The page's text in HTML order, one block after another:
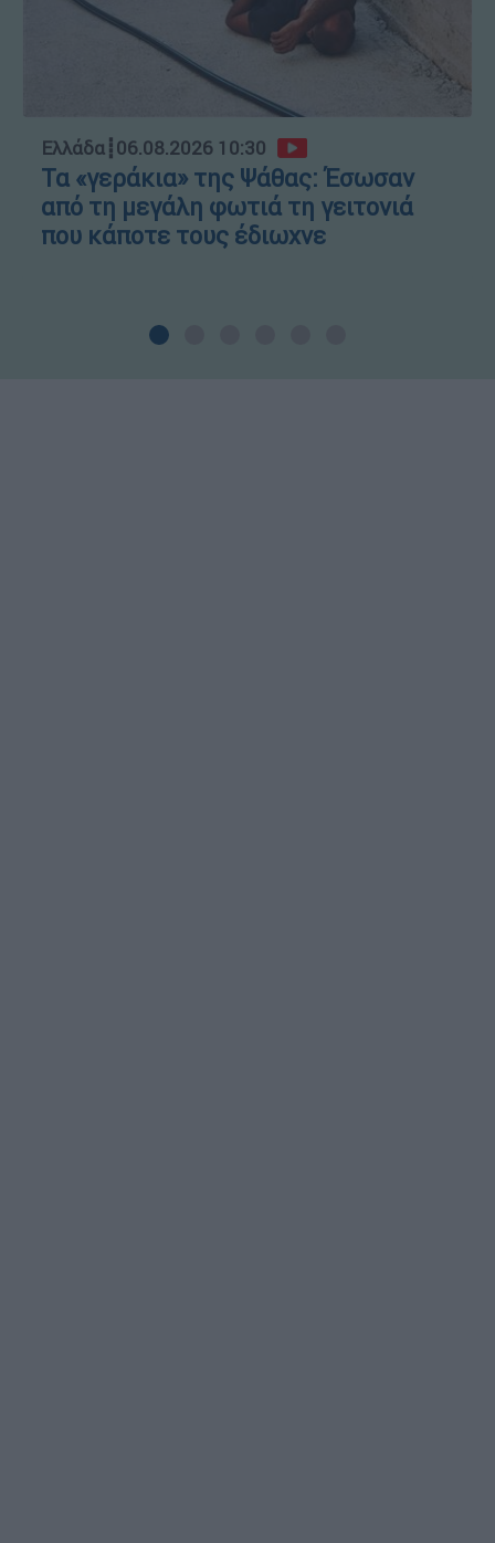
Ελλάδα┋06.08.2026 10:30
Τα «γεράκια» της Ψάθας: Έσωσαν
από τη μεγάλη φωτιά τη γειτονιά
που κάποτε τους έδιωχνε